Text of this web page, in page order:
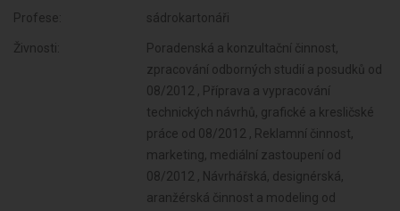
Profese: sádrokartonáři
Živnosti:
Poradenská a konzultační činnost,
zpracování odborných studií a posudků od
08/2012 , Příprava a vypracování
technických návrhů, grafické a kresličské
práce od 08/2012 , Reklamní činnost,
marketing, mediální zastoupení od
08/2012 , Návrhářská, designérská,
aranžérská činnost a modeling od